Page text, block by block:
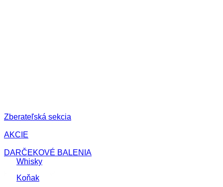
Zberateľská sekcia
AKCIE
DARČEKOVÉ BALENIA
Whisky
Koňak